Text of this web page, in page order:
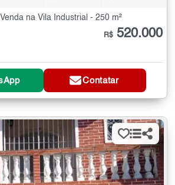
na Vila Industrial - 250 m²
R$ 520.000
Contatar